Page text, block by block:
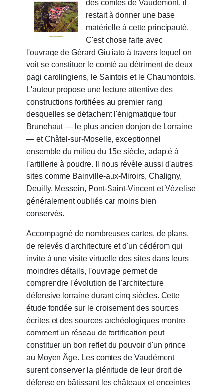
des comtes de Vaudémont, il
restait à donner une base
matérielle à cette principauté.
C'est chose faite avec
l'ouvrage de Gérard Giuliato à travers lequel on
voit se constituer le comté au détriment de deux
pagi carolingiens, le Saintois et le Chaumontois.
L'auteur propose une lecture attentive des
constructions fortifiées au premier rang
desquelles se détachent l'énigmatique tour
Brunehaut — le plus ancien donjon de Lorraine
— et Châtel-sur-Moselle, exceptionnel
ensemble du milieu du 15e siècle, adapté à
l'artillerie à poudre. Il nous révèle aussi d'autres
sites comme Bainville-aux-Miroirs, Chaligny,
Deuilly, Messein, Pont-Saint-Vincent et Vézelise
généralement oubliés car moins bien
conservés.
Accompagné de nombreuses cartes, de plans,
de relevés d'architecture et d'un cédérom qui
invite à une visite virtuelle des sites dans leurs
moindres détails, l'ouvrage permet de
comprendre l'évolution de l'architecture
défensive lorraine durant cinq siècles. Cette
étude fondée sur le croisement des sources
écrites et des sources archéologiques montre
comment un réseau de fortification peut
constituer un bon reflet du pouvoir d'un prince
au Moyen Âge. Les comtes de Vaudémont
surent conserver la plénitude de leur droit de
défense en bâtissant les châteaux et enceintes